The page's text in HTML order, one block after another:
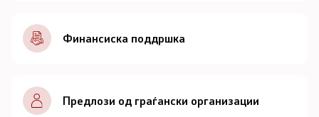
За советот
Документи
Записници и дневни редови од седниците на
Советот
Финансиска поддршка
Предлози од граѓански организации